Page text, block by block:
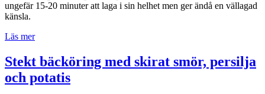
ungefär 15-20 minuter att laga i sin helhet men ger ändå en vällagad
känsla.
Läs mer”Rökt
med
råraka
och
Stekt bäcköring med skirat smör, persilja
och potatis